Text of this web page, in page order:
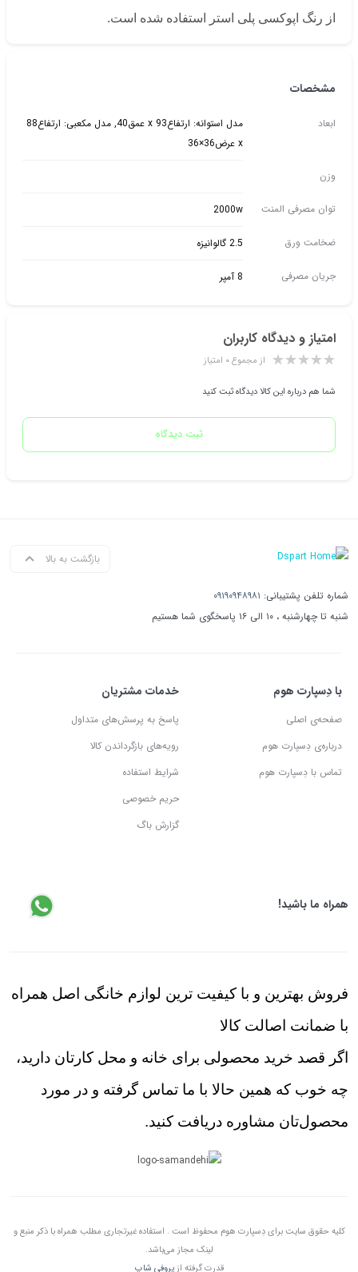
از رنگ اپوکسی پلی استر استفاده شده است.
مشخصات
ابعاد
مدل استوانه: ارتفاع93 x عمق40, مدل مکعبی: ارتفاع88
x عرض36×36
وزن
توان مصرفی المنت 2000w
ضخامت ورق 2.5 گالوانیزه
جریان مصرفی 8 آمپر
امتیاز و دیدگاه کاربران
از مجموع ۰ امتیاز
شما هم درباره این کالا دیدگاه ثبت کنید
ثبت دیدگاه
بازگشت به بالا
شماره تلفن پشتیبانی: ۰۹۱۹۰۹۴۸۹۸۱
شنبه تا چهارشنبه ، ۱۰ الی ۱۶ پاسخگوی شما هستیم
با دِسپارت هوم
صفحه‌ی اصلی
درباره‌ی دِسپارت هوم
تماس با دِسپارت هوم
خدمات مشتریان
پاسخ به پرسش‌های متداول
رویه‌های بازگرداندن کالا
شرایط استفاده
حریم خصوصی
گزارش باگ
همراه ما باشید!
فروش بهترین و با کیفیت ترین لوازم خانگی اصل همراه
با ضمانت اصالت کالا
اگر قصد خرید محصولی برای خانه و محل کارتان دارید،
چه خوب که همین حالا با ما تماس گرفته و در مورد
محصول‌تان مشاوره دریافت کنید.
کلیه حقوق سایت برای دِسپارت هوم محفوظ است . استفاده غیرتجاری مطلب همراه با ذکر منبع و
لینک مجاز می‌باشد.
قدرت گرفته ازپروفی شاپ